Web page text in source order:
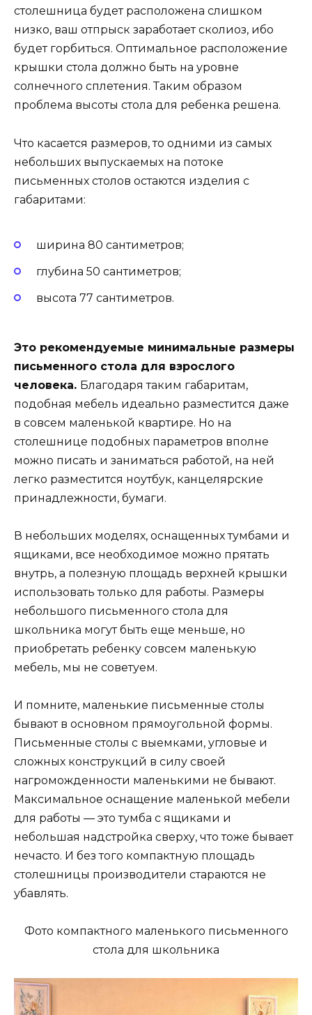
столешница будет расположена слишком
низко, ваш отпрыск заработает сколиоз, ибо
будет горбиться. Оптимальное расположение
крышки стола должно быть на уровне
солнечного сплетения. Таким образом
проблема высоты стола для ребенка решена.
Что касается размеров, то одними из самых
небольших выпускаемых на потоке
письменных столов остаются изделия с
габаритами:
ширина 80 сантиметров;
глубина 50 сантиметров;
высота 77 сантиметров.
Это рекомендуемые минимальные размеры
письменного стола для взрослого
человека. Благодаря таким габаритам,
подобная мебель идеально разместится даже
в совсем маленькой квартире. Но на
столешнице подобных параметров вполне
можно писать и заниматься работой, на ней
легко разместится ноутбук, канцелярские
принадлежности, бумаги.
В небольших моделях, оснащенных тумбами и
ящиками, все необходимое можно прятать
внутрь, а полезную площадь верхней крышки
использовать только для работы. Размеры
небольшого письменного стола для
школьника могут быть еще меньше, но
приобретать ребенку совсем маленькую
мебель, мы не советуем.
И помните, маленькие письменные столы
бывают в основном прямоугольной формы.
Письменные столы с выемками, угловые и
сложных конструкций в силу своей
нагроможденности маленькими не бывают.
Максимальное оснащение маленькой мебели
для работы — это тумба с ящиками и
небольшая надстройка сверху, что тоже бывает
нечасто. И без того компактную площадь
столешницы производители стараются не
убавлять.
Фото компактного маленького письменного
стола для школьника